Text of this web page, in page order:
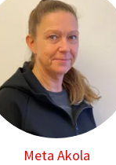
Meta Akola